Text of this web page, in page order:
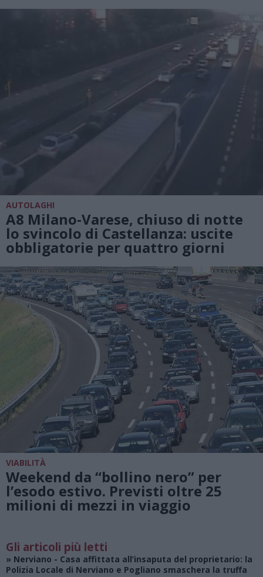
AUTOLAGHI
A8 Milano-Varese, chiuso di notte
lo svincolo di Castellanza: uscite
obbligatorie per quattro giorni
VIABILITÀ
Weekend da “bollino nero” per
l’esodo estivo. Previsti oltre 25
milioni di mezzi in viaggio
Gli articoli più letti
» Nerviano - Casa affittata all’insaputa del proprietario: la
Polizia Locale di Nerviano e Pogliano smaschera la truffa